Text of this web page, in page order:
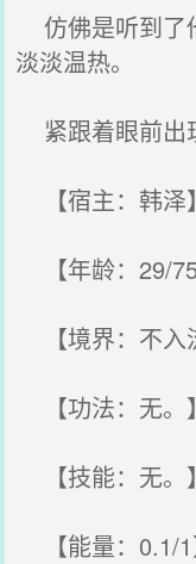
仿佛是听到了
淡淡温热。
紧跟着眼前出
【宿主：韩泽】
【年龄：29/75
【境界：不入
【功法：无。】
【技能：无。】
【能量：0.1/1